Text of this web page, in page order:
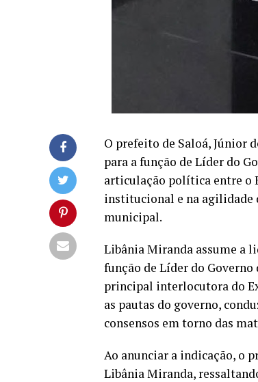
O prefeito de Saloá, Júnior
para a função de Líder do
articulação política entre o
institucional e na agilidade
municipal.
Libânia Miranda assume a
função de Líder do Governo
principal interlocutora do
as pautas do governo,
consensos em torno das
Ao anunciar a indicação, o
Libânia Miranda,